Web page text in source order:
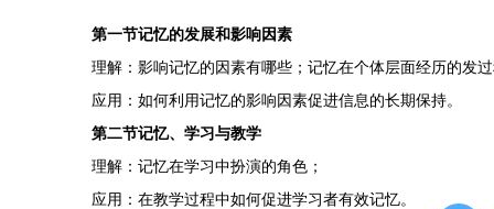
第一节记忆的发展和影响因素
理解：影响记忆的因素有哪些；记忆在个体层面经历的发
应用：如何利用记忆的影响因素促进信息的长期保持。
第二节记忆、学习与教学
理解：记忆在学习中扮演的角色；
应用：在教学过程中如何促进学习者有效记忆。